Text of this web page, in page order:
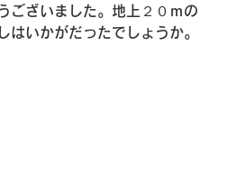
ございました。地上２０ｍの
はいかがだったでしょうか。